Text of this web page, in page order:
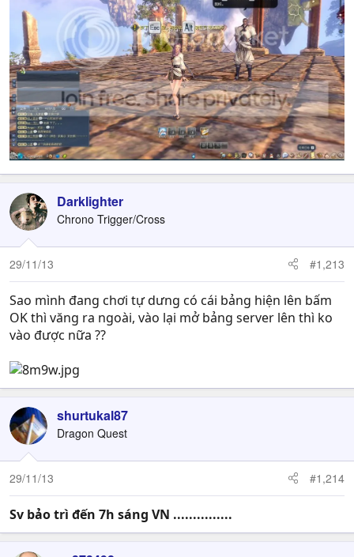
Darklighter
Chrono Trigger/Cross
29/11/13 #1,213
Sao mình đang chơi tự dưng có cái bảng hiện lên bấm
OK thì văng ra ngoài, vào lại mở bảng server lên thì ko
vào được nữa ??
shurtukal87
Dragon Quest
29/11/13 #1,214
Sv bảo trì đến 7h sáng VN ...............